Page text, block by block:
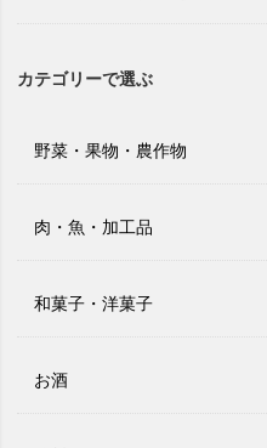
カテゴリーで選ぶ
野菜・果物・農作物
肉・魚・加工品
和菓子・洋菓子
お酒